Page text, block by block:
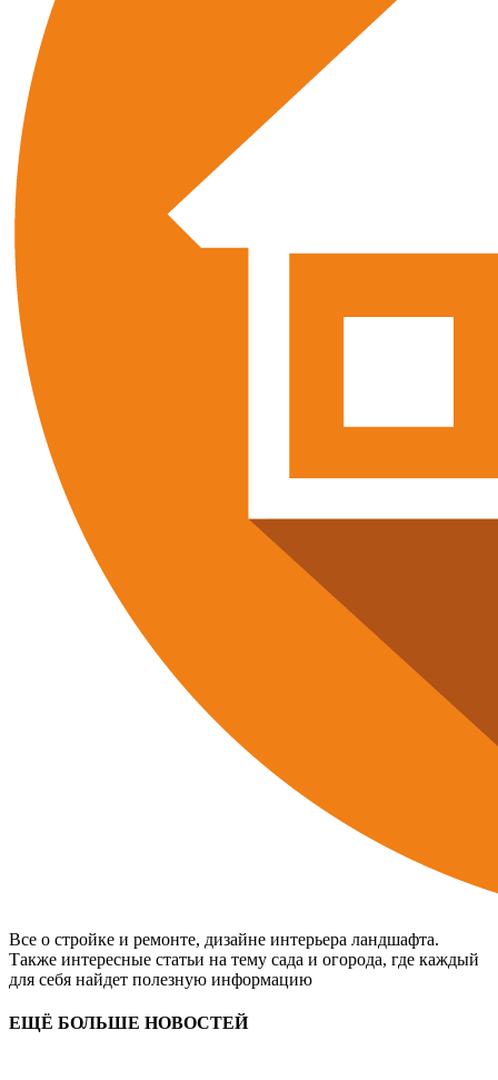
Все о стройке и ремонте, дизайне интерьера ландшафта.
Также интересные статьи на тему сада и огорода, где каждый
для себя найдет полезную информацию
ЕЩЁ БОЛЬШЕ НОВОСТЕЙ